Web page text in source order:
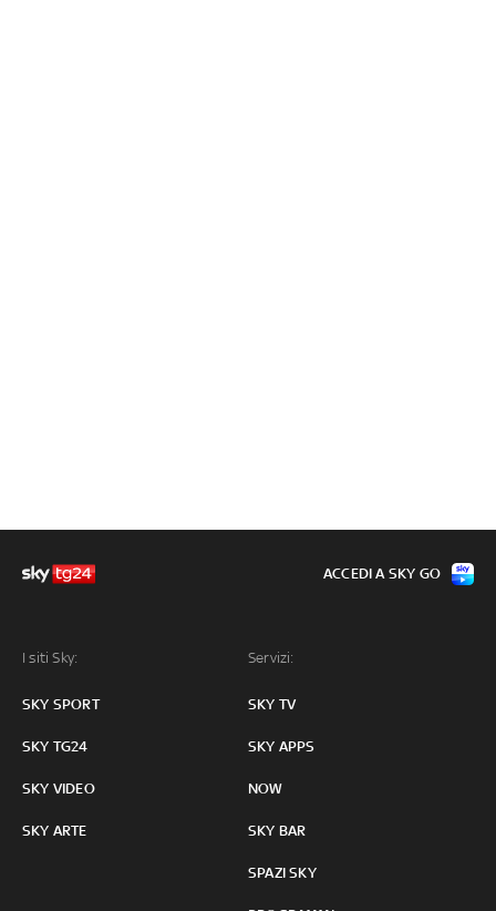
I siti Sky:
SKY SPORT
SKY TG24
SKY VIDEO
SKY ARTE
Servizi:
SKY TV
SKY APPS
NOW
SKY BAR
SPAZI SKY
ACCEDI A SKY GO